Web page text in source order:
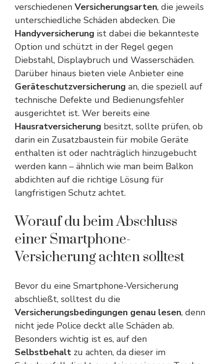
verschiedenen Versicherungsarten, die jeweils
unterschiedliche Schäden abdecken. Die
Handyversicherung ist dabei die bekannteste
Option und schützt in der Regel gegen
Diebstahl, Displaybruch und Wasserschäden.
Darüber hinaus bieten viele Anbieter eine
Geräteschutzversicherung an, die speziell auf
technische Defekte und Bedienungsfehler
ausgerichtet ist. Wer bereits eine
Hausratversicherung besitzt, sollte prüfen, ob
darin ein Zusatzbaustein für mobile Geräte
enthalten ist oder nachträglich hinzugebucht
werden kann – ähnlich wie man beim Balkon
abdichten auf die richtige Lösung für
langfristigen Schutz achtet.
Worauf du beim Abschluss
einer Smartphone-
Versicherung achten solltest
Bevor du eine Smartphone-Versicherung
abschließt, solltest du die
Versicherungsbedingungen genau lesen, denn
nicht jede Police deckt alle Schäden ab.
Besonders wichtig ist es, auf den
Selbstbehalt zu achten, da dieser im